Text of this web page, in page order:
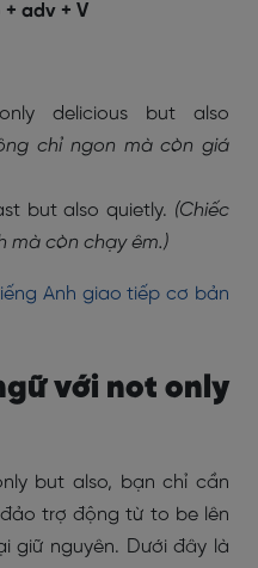
adv + V
delicious but also
chỉ ngon mà còn giá
but also quietly. (Chiếc
mà còn chạy êm.)
Anh giao tiếp cơ bản
với not only
but also, bạn chỉ cần
trợ động từ to be lên
giữ nguyên. Dưới đây là